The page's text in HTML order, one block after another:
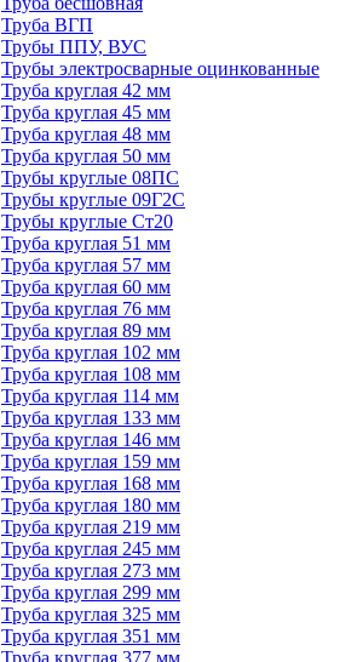
Труба ВГП
Трубы ППУ, ВУС
Трубы электросварные оцинкованные
Труба круглая 42 мм
Труба круглая 45 мм
Труба круглая 48 мм
Труба круглая 50 мм
Трубы круглые 08ПС
Трубы круглые 09Г2С
Трубы круглые Ст20
Труба круглая 51 мм
Труба круглая 57 мм
Труба круглая 60 мм
Труба круглая 76 мм
Труба круглая 89 мм
Труба круглая 102 мм
Труба круглая 108 мм
Труба круглая 114 мм
Труба круглая 133 мм
Труба круглая 146 мм
Труба круглая 159 мм
Труба круглая 168 мм
Труба круглая 180 мм
Труба круглая 219 мм
Труба круглая 245 мм
Труба круглая 273 мм
Труба круглая 299 мм
Труба круглая 325 мм
Труба круглая 351 мм
Труба круглая 377 мм